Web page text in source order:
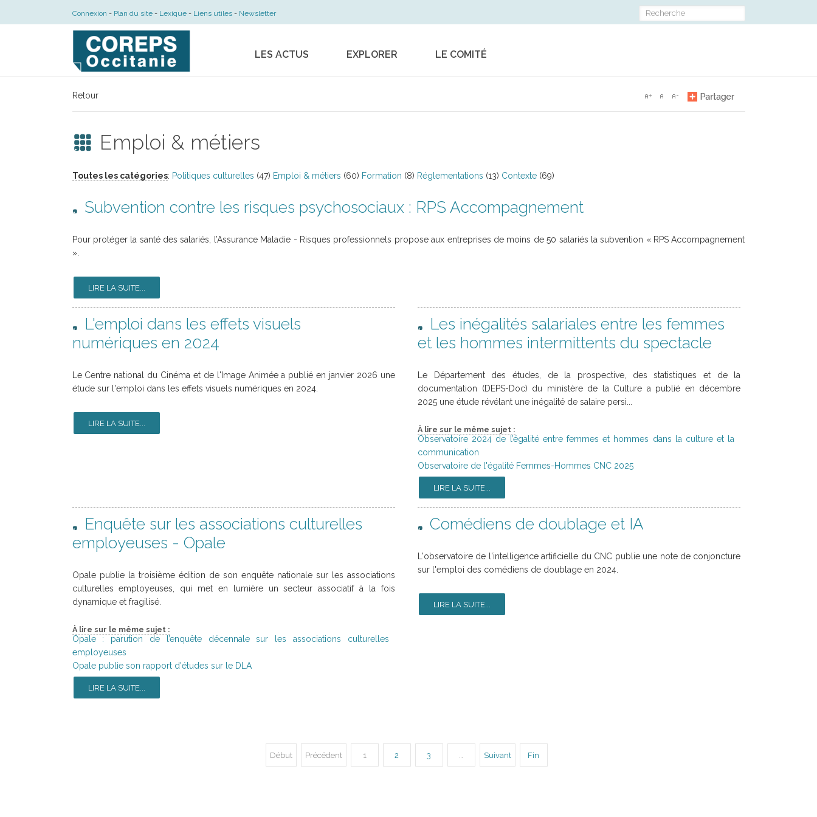
Connexion Plan du site Lexique Liens utiles Newsletter
LES ACTUS EXPLORER
règlementation
Musiques actuelles
LE COMITÉ
Retour
Emploi & métiers
Toutes les catégories: Politiques culturelles (47) Emploi & métiers (60) Formation (8) Réglementations (13) Contexte(69)
Subvention contre les risques psychosociaux : RPS Accompagnement
Pour protéger la santé des salariés, l’Assurance Maladie - Risques professionnels propose aux entreprises de moins de 50 salariés la subvention « RPS Accompagnement
».
LIRE LA SUITE...
L'emploi dans les effets visuels
numériques en 2024
Le Centre national du Cinéma et de l'Image Animée a publié en janvier 2026 une
étude sur l'emploi dans les effets visuels numériques en 2024.
LIRE LA SUITE...
Les inégalités salariales entre les femmes
et les hommes intermittents du spectacle
Le Département des études, de la prospective, des statistiques et de la
documentation (DEPS-Doc) du ministère de la Culture a publié en décembre
2025 une étude révélant une inégalité de salaire persi...
À lire sur le même sujet :
Observatoire 2024 de l’égalité entre femmes et hommes dans la culture et la
communication
Observatoire de l'égalité Femmes-Hommes CNC 2025
LIRE LA SUITE...
Enquête sur les associations culturelles
employeuses - Opale
Opale publie la troisième édition de son enquête nationale sur les associations
culturelles employeuses, qui met en lumière un secteur associatif à la fois
dynamique et fragilisé.
À lire sur le même sujet :
Opale : parution de l’enquête décennale sur les associations culturelles
employeuses
Opale publie son rapport d'études sur le DLA
LIRE LA SUITE...
Comédiens de doublage et IA
L'observatoire de l'intelligence artificielle du CNC publie une note de conjoncture
sur l'emploi des comédiens de doublage en 2024.
LIRE LA SUITE...
Début Précédent 1 2 3 … Suivant Fin